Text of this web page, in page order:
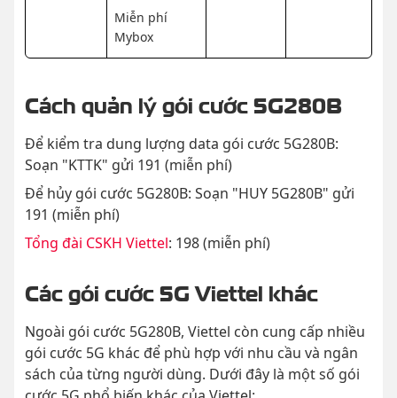
Miễn phí
Mybox
Cách quản lý gói cước 5G280B
Để kiểm tra dung lượng data gói cước 5G280B:
Soạn "KTTK" gửi 191 (miễn phí)
Để hủy gói cước 5G280B: Soạn "HUY 5G280B" gửi
191 (miễn phí)
Tổng đài CSKH Viettel: 198 (miễn phí)
Các gói cước 5G Viettel khác
Ngoài gói cước 5G280B, Viettel còn cung cấp nhiều
gói cước 5G khác để phù hợp với nhu cầu và ngân
sách của từng người dùng. Dưới đây là một số gói